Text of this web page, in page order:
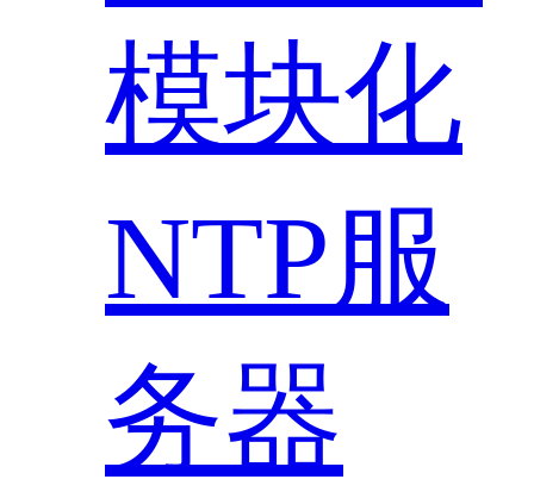
模块化
NTP服
务器